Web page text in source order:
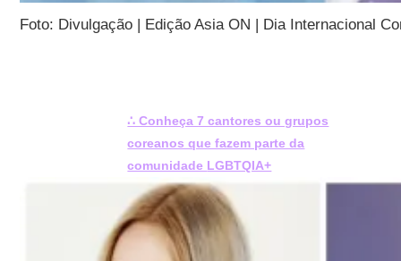
Foto: Divulgação | Edição Asia ON | Dia Internacional
∴ Conheça 7 cantores ou grupos
coreanos que fazem parte da
comunidade LGBTQIA+